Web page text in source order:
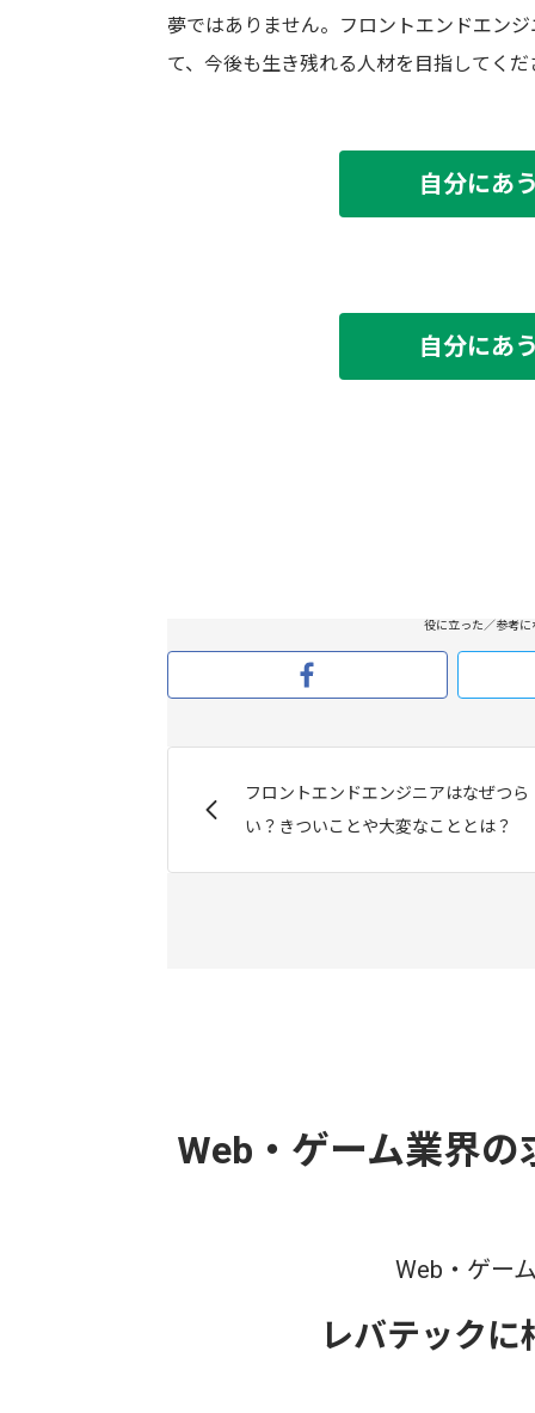
夢ではありません。フロントエンドエン
て、今後も生き残れる人材を目指してくだ
自分にあ
自分にあ
役に立った／参考
フロントエンドエンジニアはなぜつら
い？きついことや大変なこととは？
Web・ゲーム業界
Web・ゲー
レバテック